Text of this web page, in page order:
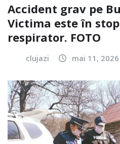
Accident grav pe
Victima este în
respirator. FOTO
clujazi mai 11, 2026